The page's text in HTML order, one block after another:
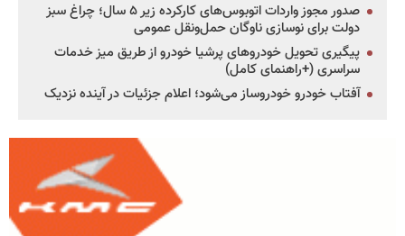
صدور مجوز واردات اتوبوس‌های کارکرده زیر ۵ سال؛ چراغ سبز
دولت برای نوسازی ناوگان حمل‌ونقل عمومی
پیگیری تحویل خودروهای پرشیا خودرو از طریق میز خدمات
سراسری (+راهنمای کامل)
آفتاب خودرو خودروساز می‌شود؛ اعلام جزئیات در آینده نزدیک